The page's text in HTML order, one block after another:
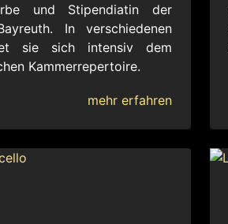
und Stipendiatin der
In verschiedenen
sie sich intensiv dem
Kammerrepertoire.
mehr erfahren